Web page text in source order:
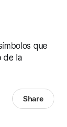
que
de la
Share